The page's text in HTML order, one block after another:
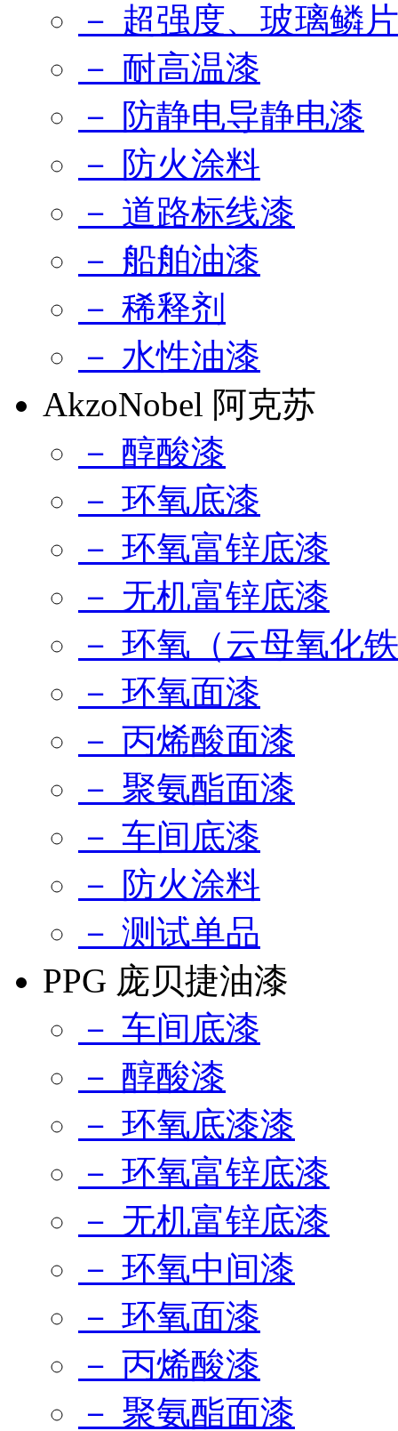
－ 超强度、玻璃鳞
－ 耐高温漆
－ 防静电导静电漆
－ 防火涂料
－ 道路标线漆
－ 船舶油漆
－ 稀释剂
－ 水性油漆
AkzoNobel 阿克苏
－ 醇酸漆
－ 环氧底漆
－ 环氧富锌底漆
－ 无机富锌底漆
－ 环氧（云母氧化
－ 环氧面漆
－ 丙烯酸面漆
－ 聚氨酯面漆
－ 车间底漆
－ 防火涂料
－ 测试单品
PPG 庞贝捷油漆
－ 车间底漆
－ 醇酸漆
－ 环氧底漆漆
－ 环氧富锌底漆
－ 无机富锌底漆
－ 环氧中间漆
－ 环氧面漆
－ 丙烯酸漆
－ 聚氨酯面漆